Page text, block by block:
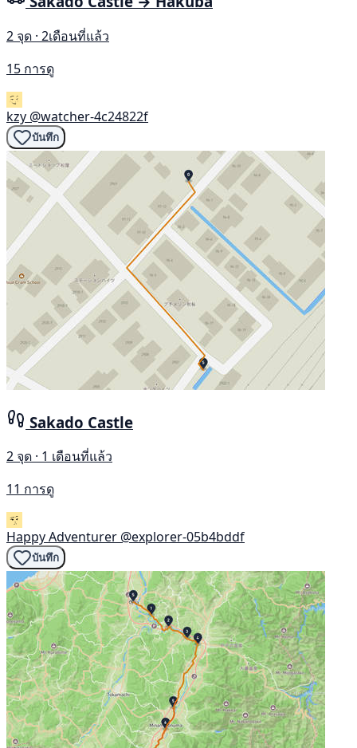
2 จุด · 2เดือนที่แล้ว
15 การดู
kzy @watcher-4c24822f
บันทึก
Sakado Castle
2 จุด · 1 เดือนที่แล้ว
11 การดู
Happy Adventurer @explorer-05b4bddf
บันทึก